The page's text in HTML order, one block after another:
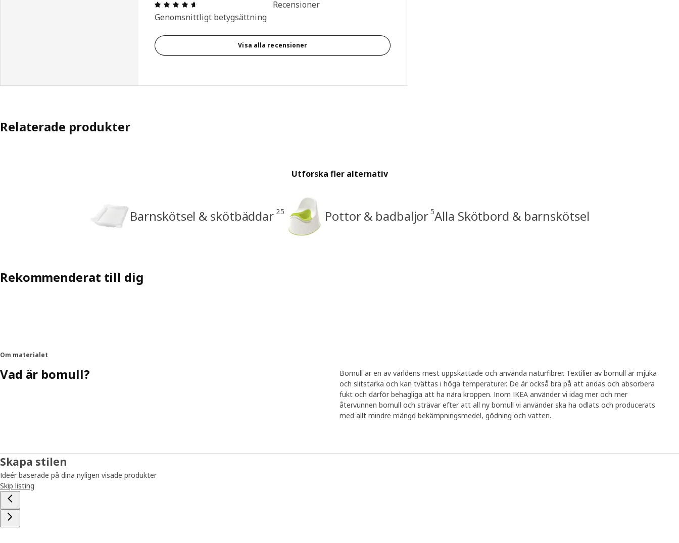
Recension: 4.6 utav 5 stjärnor. Totalt antal recensioner: 102
Genomsnittligt betygsättning
Recensioner
Visa alla recensioner
Relaterade produkter
Utforska fler alternativ
Barnskötsel & skötbäddar 25 Pottor & badbaljor 5Alla Skötbord & barnskötsel
Rekommenderat till dig
Om materialet
Vad är bomull?
Bomull är en av världens mest uppskattade och använda naturfibrer. Textilier av bomull är mjuka
och slitstarka och kan tvättas i höga temperaturer. De är också bra på att andas och absorbera
fukt och därför behagliga att ha nära kroppen. Inom IKEA använder vi idag mer och mer
återvunnen bomull och strävar efter att all ny bomull vi använder ska ha odlats och producerats
med allt mindre mängd bekämpningsmedel, gödning och vatten.
Skapa stilen
Ideér baserade på dina nyligen visade produkter
Skip listing